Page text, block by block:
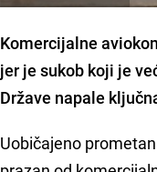
Komercijalne
jer je sukob koji je
Države napale
Uobičajeno